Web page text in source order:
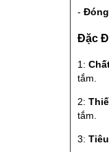
-
Đặc
1:
tắm.
2:
tắm.
3: